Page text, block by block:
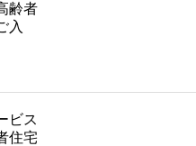
齢者
入
ビス
住宅